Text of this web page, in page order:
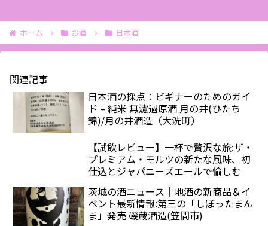
ホーム お酒 日本酒
関連記事
日本酒の採点：ビギナーのためのガイ
ド – 純米 無濾過原酒 月の井(ひたち
錦)/月の井酒造（大洗町）
【試飲レビュー】一杯で贅沢な旅:ザ・
プレミアム・モルツの新たな風味、初
仕込とジャパニーズエールで愉しむ
茨城の酒ニュース｜地酒の新商品＆イ
ベント最新情報:第三の「しぼったまん
ま」発売 磯蔵酒造(笠間市)